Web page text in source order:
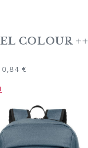
COLOUR ++
0,84 €